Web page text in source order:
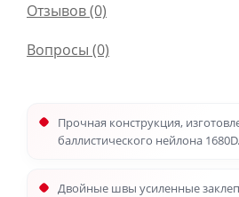
Отзывов (0)
Вопросы (0)
Прочная конструкция,
баллистического нейлона 1680D.
Двойные швы усиленные